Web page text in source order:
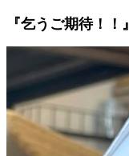
『乞うご期待！！』